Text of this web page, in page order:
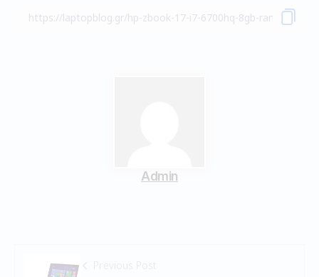
Admin
Previous Post